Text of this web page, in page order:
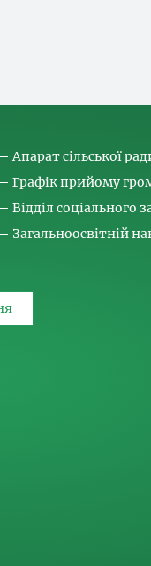
Апарат сільської
Графік прийому
Відділ соціального
Загальноосвітній